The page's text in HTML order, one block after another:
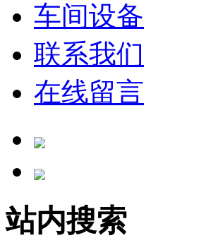
车间设备
联系我们
在线留言
站内搜索